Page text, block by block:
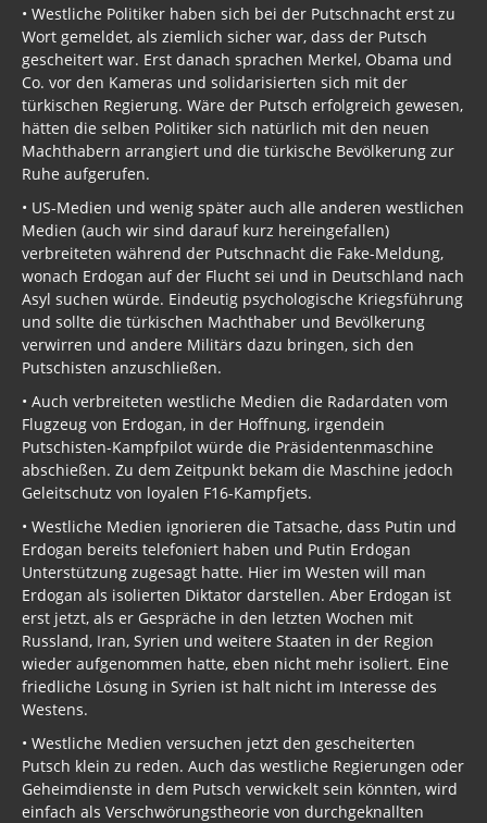
• Westliche Politiker haben sich bei der Putschnacht erst zu
Wort gemeldet, als ziemlich sicher war, dass der Putsch
gescheitert war. Erst danach sprachen Merkel, Obama und
Co. vor den Kameras und solidarisierten sich mit der
türkischen Regierung. Wäre der Putsch erfolgreich gewesen,
hätten die selben Politiker sich natürlich mit den neuen
Machthabern arrangiert und die türkische Bevölkerung zur
Ruhe aufgerufen.
• US-Medien und wenig später auch alle anderen westlichen
Medien (auch wir sind darauf kurz hereingefallen)
verbreiteten während der Putschnacht die Fake-Meldung,
wonach Erdogan auf der Flucht sei und in Deutschland nach
Asyl suchen würde. Eindeutig psychologische Kriegsführung
und sollte die türkischen Machthaber und Bevölkerung
verwirren und andere Militärs dazu bringen, sich den
Putschisten anzuschließen.
• Auch verbreiteten westliche Medien die Radardaten vom
Flugzeug von Erdogan, in der Hoffnung, irgendein
Putschisten-Kampfpilot würde die Präsidentenmaschine
abschießen. Zu dem Zeitpunkt bekam die Maschine jedoch
Geleitschutz von loyalen F16-Kampfjets.
• Westliche Medien ignorieren die Tatsache, dass Putin und
Erdogan bereits telefoniert haben und Putin Erdogan
Unterstützung zugesagt hatte. Hier im Westen will man
Erdogan als isolierten Diktator darstellen. Aber Erdogan ist
erst jetzt, als er Gespräche in den letzten Wochen mit
Russland, Iran, Syrien und weitere Staaten in der Region
wieder aufgenommen hatte, eben nicht mehr isoliert. Eine
friedliche Lösung in Syrien ist halt nicht im Interesse des
Westens.
• Westliche Medien versuchen jetzt den gescheiterten
Putsch klein zu reden. Auch das westliche Regierungen oder
Geheimdienste in dem Putsch verwickelt sein könnten, wird
einfach als Verschwörungstheorie von durchgeknallten